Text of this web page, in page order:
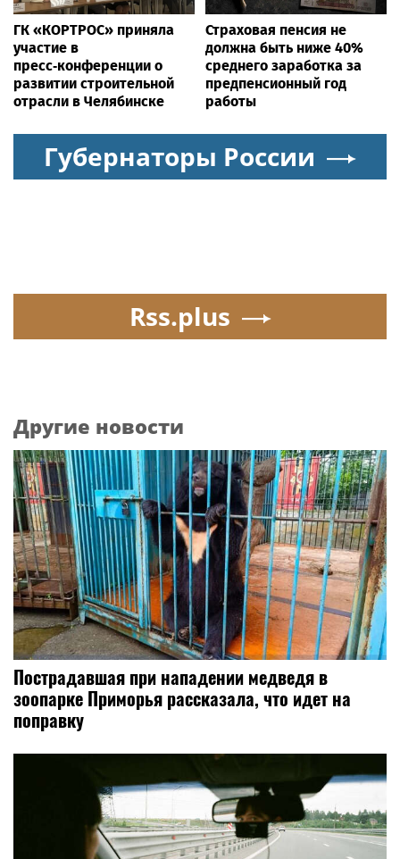
ГК «КОРТРОС» приняла
участие в
пресс‑конференции о
развитии строительной
отрасли в Челябинске
Страховая пенсия не
должна быть ниже 40%
среднего заработка за
предпенсионный год
работы
Губернаторы России
Rss.plus
Другие новости
Пострадавшая при нападении медведя в
зоопарке Приморья рассказала, что идет на
поправку